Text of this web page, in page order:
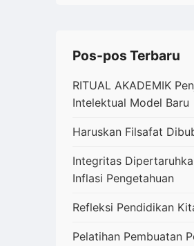
Pos-pos Terbaru
RITUAL AKADEMIK
Intelektual Model Baru
Haruskan Filsafat
Integritas
Inflasi Pengetahuan
Refleksi Pendidikan
Pelatihan Pembuatan